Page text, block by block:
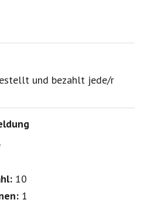
und bezahlt jede/r
10
1